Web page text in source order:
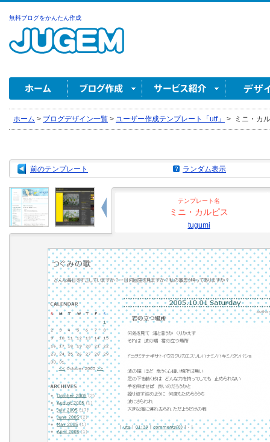
無料ブログをかんたん作成
ホーム > ブログデザイン一覧 > ユーザー作成テンプレート「utf」 > ミニ・カ
前のテンプレート ランダム表示
テンプレート名
ミニ・カルピス
tugumi